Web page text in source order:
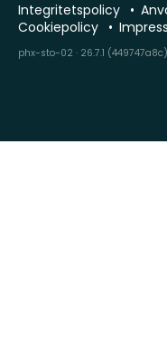
Integritetspolicy
Cookiepolicy
phx-sto-02 · 26.7.1 (449747a8c)